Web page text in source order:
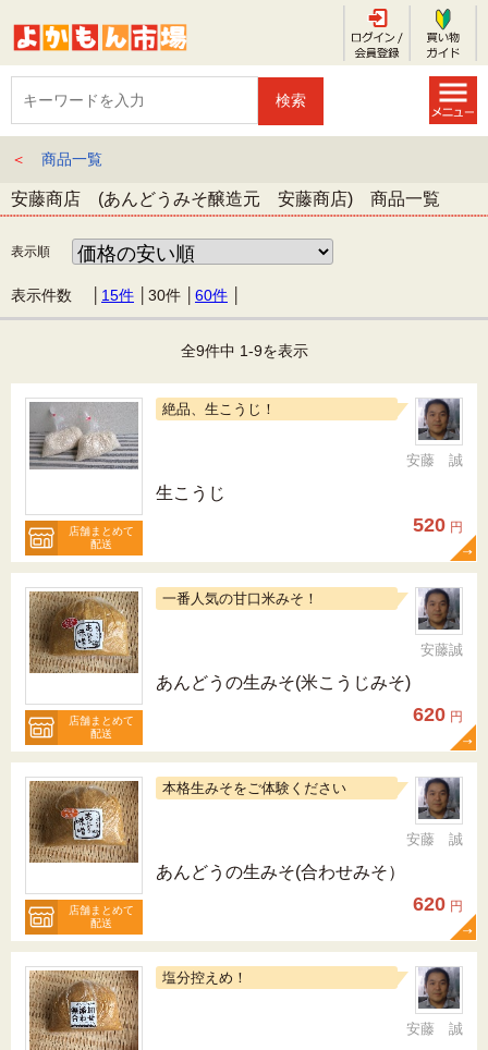
＜ 商品一覧
安藤商店 (あんどうみそ醸造元 安藤商店) 商品一覧
表示順
表示件数 │ 15件 30件 60件
全9件中 1-9を表示
店舗まとめて
配送
絶品、生こうじ！
安藤 誠
生こうじ
520 円
店舗まとめて
配送
一番人気の甘口米みそ！
安藤誠
あんどうの生みそ(米こうじみそ)
620 円
店舗まとめて
配送
本格生みそをご体験ください
安藤 誠
あんどうの生みそ(合わせみそ）
620 円
塩分控えめ！
安藤 誠